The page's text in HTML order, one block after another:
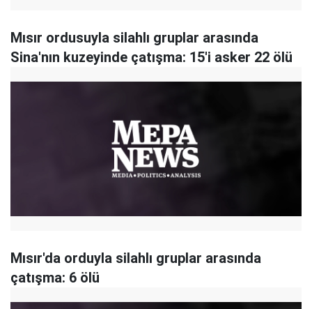
Mısır ordusuyla silahlı gruplar arasında
Sina'nın kuzeyinde çatışma: 15'i asker 22 ölü
Mısır'da orduyla silahlı gruplar arasında
çatışma: 6 ölü